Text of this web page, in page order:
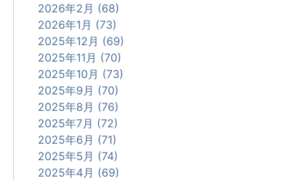
2026年2月 (68)
2026年1月 (73)
2025年12月 (69)
2025年11月 (70)
2025年10月 (73)
2025年9月 (70)
2025年8月 (76)
2025年7月 (72)
2025年6月 (71)
2025年5月 (74)
2025年4月 (69)